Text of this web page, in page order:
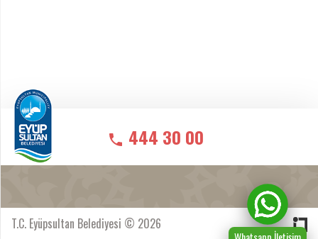
444 30 00
T.C. Eyüpsultan Belediyesi © 2026